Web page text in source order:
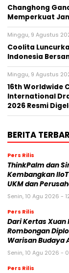
Changhong
Memperkuat
Minggu, 9 Agustus
Coolita
Indonesia
Minggu, 9 Agustus
16th Worldwide
International
2026 Resmi
BERITA
Pers Rilis
ThinkPalm dan
Kembangkan
UKM dan
Senin, 10 Agu 2026 -
Pers Rilis
Dari Kertas Xuan
Rombongan
Warisan Budaya
Senin, 10 Agu 2026 -
Pers Rilis